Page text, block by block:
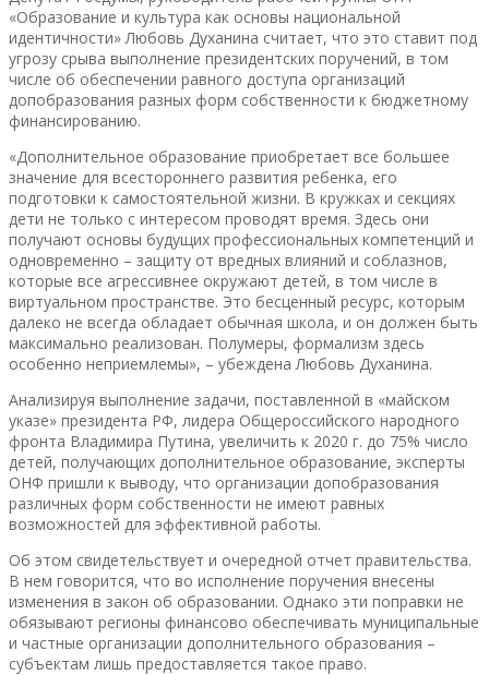
«Образование и культура как основы национальной
идентичности» Любовь Духанина считает, что это ставит под
угрозу срыва выполнение президентских поручений, в том
числе об обеспечении равного доступа организаций
допобразования разных форм собственности к бюджетному
финансированию.
«Дополнительное образование приобретает все большее
значение для всестороннего развития ребенка, его
подготовки к самостоятельной жизни. В кружках и секциях
дети не только с интересом проводят время. Здесь они
получают основы будущих профессиональных компетенций и
одновременно – защиту от вредных влияний и соблазнов,
которые все агрессивнее окружают детей, в том числе в
виртуальном пространстве. Это бесценный ресурс, которым
далеко не всегда обладает обычная школа, и он должен быть
максимально реализован. Полумеры, формализм здесь
особенно неприемлемы», – убеждена Любовь Духанина.
Анализируя выполнение задачи, поставленной в «майском
указе» президента РФ, лидера Общероссийского народного
фронта Владимира Путина, увеличить к 2020 г. до 75% число
детей, получающих дополнительное образование, эксперты
ОНФ пришли к выводу, что организации допобразования
различных форм собственности не имеют равных
возможностей для эффективной работы.
Об этом свидетельствует и очередной отчет правительства.
В нем говорится, что во исполнение поручения внесены
изменения в закон об образовании. Однако эти поправки не
обязывают регионы финансово обеспечивать муниципальные
и частные организации дополнительного образования –
субъектам лишь предоставляется такое право.